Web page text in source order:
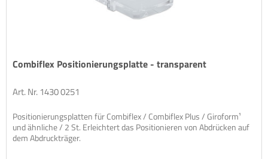
Combiflex Positionierungsplatte - transparent
Art. Nr. 1430 0251
Positionierungsplatten für Combiflex / Combiflex Plus / Giroform¹
und ähnliche / 2 St. Erleichtert das Positionieren von Abdrücken auf
dem Abdruckträger.